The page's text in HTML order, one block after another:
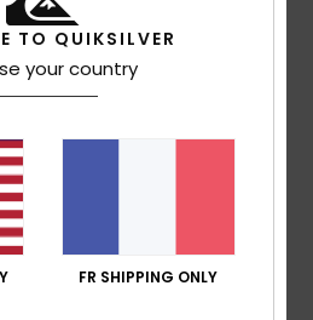
couleurbsnw
et élasthanne [425 g/m2]
TO QUIKSILVER
your country
FR SHIPPING ONLY